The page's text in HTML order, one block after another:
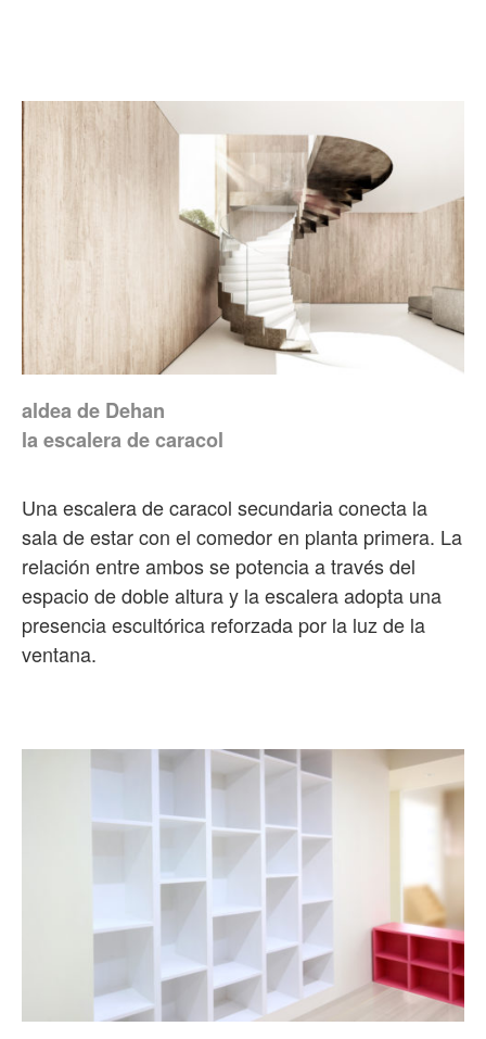
aldea de Dehan
la escalera de caracol
Una escalera de caracol secundaria conecta la
sala de estar con el comedor en planta primera. La
relación entre ambos se potencia a través del
espacio de doble altura y la escalera adopta una
presencia escultórica reforzada por la luz de la
ventana.